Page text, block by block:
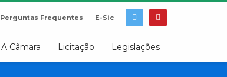
Perguntas Frequentes E-Sic
A Câmara Licitação Legislações